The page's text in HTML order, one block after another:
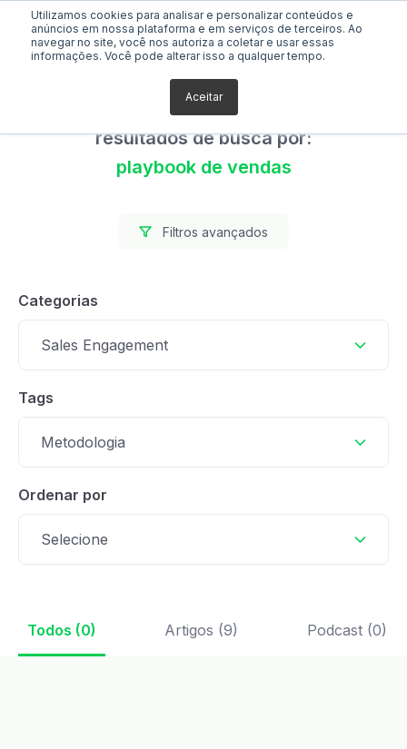
Utilizamos cookies para analisar e personalizar conteúdos e
anúncios em nossa plataforma e em serviços de terceiros. Ao
navegar no site, você nos autoriza a coletar e usar essas
informações. Você pode alterar isso a qualquer tempo.
Aceitar
Foram encontrados 0
resultados de busca por:
playbook de vendas
Filtros avançados
Categorias
Sales Engagement
Tags
Metodologia
Ordenar por
Selecione
Todos (0) Artigos (9) Podcast (0)